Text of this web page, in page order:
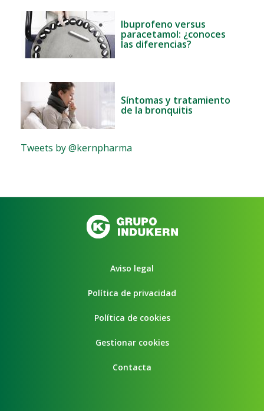
Ibuprofeno versus
paracetamol: ¿conoces
las diferencias?
Síntomas y tratamiento
de la bronquitis
Tweets by @kernpharma
Aviso legal
Política de privacidad
Política de cookies
Gestionar cookies
Contacta